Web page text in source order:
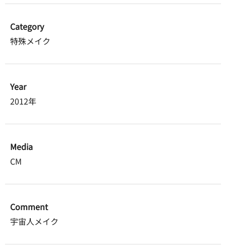
Category
特殊メイク
Year
2012年
Media
CM
Comment
宇宙人メイク